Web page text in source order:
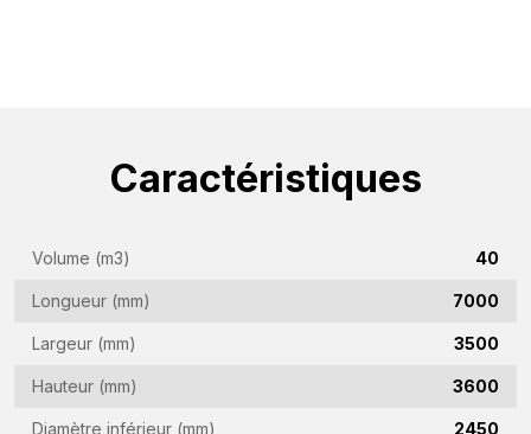
Caractéristiques
Volume (m3) 40
Longueur (mm) 7000
Largeur (mm) 3500
Hauteur (mm) 3600
Diamètre inférieur (mm) 2450
e-
Numéro
de
(Required)
Pays